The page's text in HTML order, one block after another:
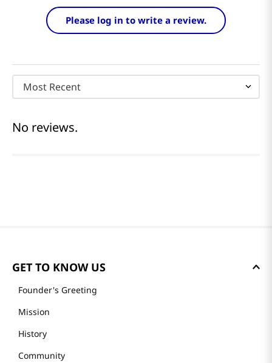
Please log in to write a review.
Most Recent
No reviews.
GET TO KNOW US
Founder's Greeting
Mission
History
Community